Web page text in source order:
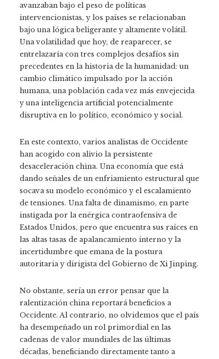
avanzaban bajo el peso de políticas
intervencionistas, y los países se relacionaban
bajo una lógica beligerante y altamente volátil.
Una volatilidad que hoy, de reaparecer, se
entrelazaría con tres complejos desafíos sin
precedentes en la historia de la humanidad: un
cambio climático impulsado por la acción
humana, una población cada vez más envejecida
y una inteligencia artificial potencialmente
disruptiva en lo político, económico y social.
En este contexto, varios analistas de Occidente
han acogido con alivio la persistente
desaceleración china. Una economía que está
dando señales de un enfriamiento estructural que
socava su modelo económico y el escalamiento
de tensiones. Una falta de dinamismo, en parte
instigada por la enérgica contraofensiva de
Estados Unidos, pero que encuentra sus raíces en
las altas tasas de apalancamiento interno y la
incertidumbre que emana de la postura
autoritaria y dirigista del Gobierno de Xi Jinping.
No obstante, sería un error pensar que la
ralentización china reportará beneficios a
Occidente. Al contrario, no olvidemos que el país
ha desempeñado un rol primordial en las
cadenas de valor mundiales de las últimas
décadas, beneficiando directamente tanto a